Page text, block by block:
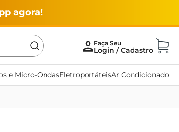
agora!
e Micro-OndasEletroportáteisAr Condicionado